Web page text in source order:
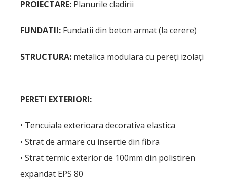
PROIECTARE: Planurile cladirii
FUNDATII: Fundatii din beton armat (la cerere)
STRUCTURA: metalica modulara cu pereţi izolaţi
PERETI EXTERIORI:
• Tencuiala exterioara decorativa elastica
• Strat de armare cu insertie din fibra
• Strat termic exterior de 100mm din polistiren
expandat EPS 80